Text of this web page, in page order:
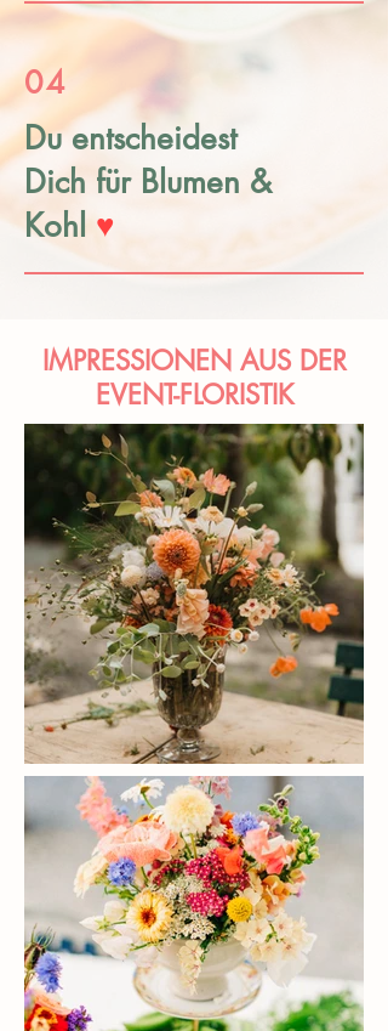
04
Du entscheidest
Dich für Blumen &
Kohl ♥
IMPRESSIONEN AUS DER
EVENT-FLORISTIK